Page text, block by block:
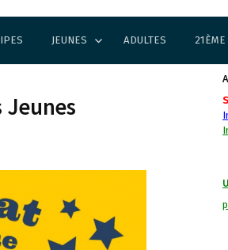
JEUNES ADULTES
Jeunes